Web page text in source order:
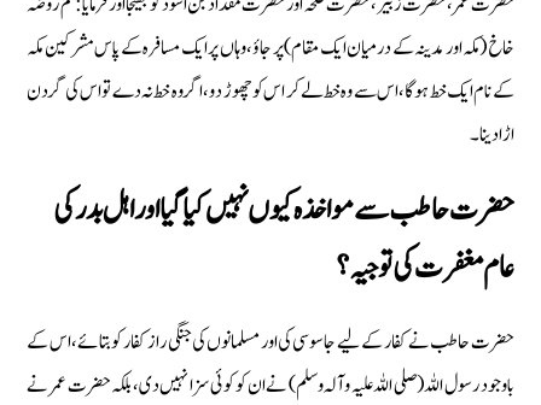
خاخ (مکہ اور مدینہ کے درمیان ایک مقام) پر جاؤ، وہاں پر ایک مسافرہ کے پاس مشرکین مکہ
کے نام ایک خط ہوگا، اس سے وہ خط لے کر اس کو چھوڑ دو ، اگر وہ خط نہ دے تو اس کی گردن
اڑا دینا۔
حضرت حاطب سے مواخذہ کیوں نہیں کیا گیا اور اہل بدر کی
عام مغفرت کی توجیہ ؟
حضرت حاطب نے کفار کے لیے جاسوسی کی اور مسلمانوں کی جنگی راز کفار کو بتائے، اس کے
باوجود رسول اللہ (صلی اللہ علیہ وآلہ وسلم) نے ان کو کوئی سزا نہیں دی، بلکہ حضرت عمر نے